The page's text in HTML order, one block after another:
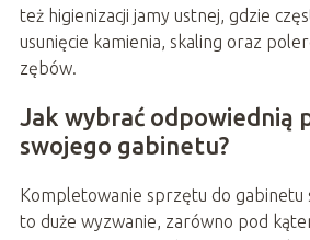
też higienizacji jamy ustnej, gdzie
usunięcie kamienia, skaling oraz
zębów.
Jak wybrać odpowiednią
swojego gabinetu?
Kompletowanie sprzętu do gabinetu
to duże wyzwanie, zarówno pod